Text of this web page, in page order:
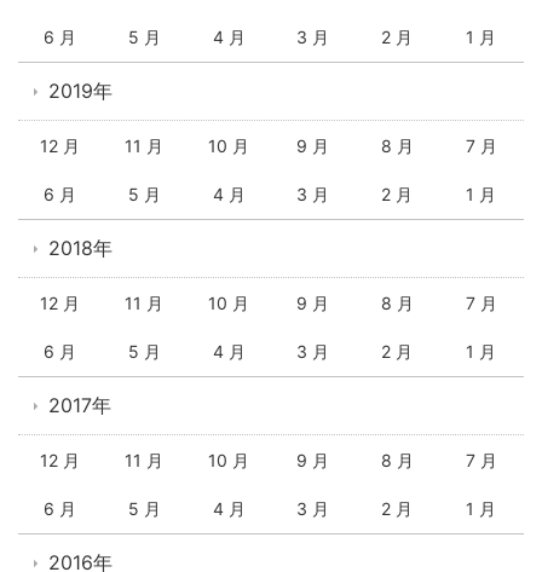
6 月 5 月 4 月 3 月 2 月 1 月
2019年
12 月 11 月 10 月 9 月 8 月 7 月
6 月 5 月 4 月 3 月 2 月 1 月
2018年
12 月 11 月 10 月 9 月 8 月 7 月
6 月 5 月 4 月 3 月 2 月 1 月
2017年
12 月 11 月 10 月 9 月 8 月 7 月
6 月 5 月 4 月 3 月 2 月 1 月
2016年